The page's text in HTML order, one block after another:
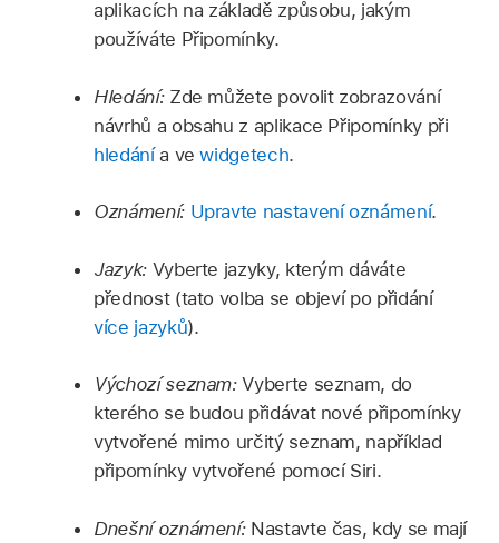
aplikacích na základě způsobu, jakým
používáte Připomínky.
Hledání:Zde můžete povolit zobrazování
návrhů a obsahu z aplikace Připomínky při
hledánía vewidgetech.
Oznámení: Upravte nastavení oznámení.
Jazyk:Vyberte jazyky, kterým dáváte
přednost (tato volba se objeví po přidání
více jazyků).
Výchozí seznam:Vyberte seznam, do
kterého se budou přidávat nové připomínky
vytvořené mimo určitý seznam, například
připomínky vytvořené pomocí Siri.
Dnešní oznámení:Nastavte čas, kdy se mají